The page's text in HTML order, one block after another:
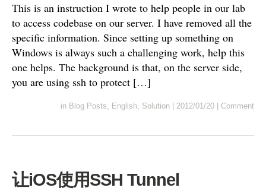
This is an instruction I wrote to help people in our lab
to access codebase on our server. I have removed all the
specific information. Since setting up something on
Windows is always such a challenging work, help this
one helps. The background is that, on the server side,
you are using ssh to protect […]
in Blog Posts, English, Solution 2012/01/20 Comment
让iOS使用SSH Tunnel